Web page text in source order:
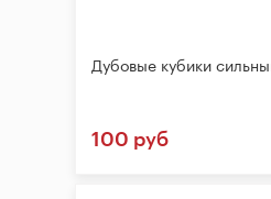
Дубовые кубики
100 руб